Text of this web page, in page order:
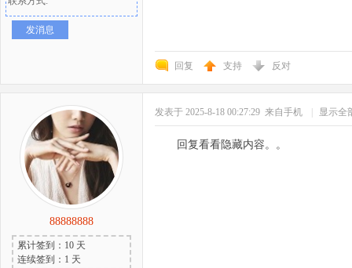
发消息
回复 支持 反对
88888888
累计签到：10 天
连续签到：1 天
发表于 2025-8-18 00:27:29 来自手机 显示全
回复看看隐藏内容。。